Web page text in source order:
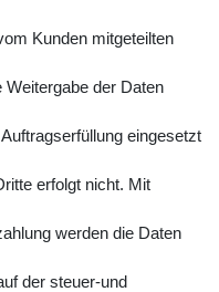
Kunden mitgeteilten
Weitergabe der Daten
eingesetzt
erfolgt nicht. Mit
werden die Daten
der steuer-und